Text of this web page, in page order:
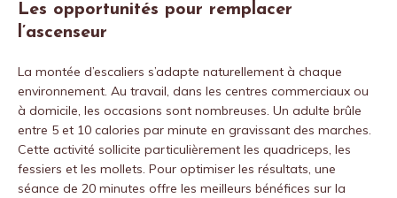
Les opportunités pour remplacer
l’ascenseur
La montée d’escaliers s’adapte naturellement à chaque
environnement. Au travail, dans les centres commerciaux ou
à domicile, les occasions sont nombreuses. Un adulte brûle
entre 5 et 10 calories par minute en gravissant des marches.
Cette activité sollicite particulièrement les quadriceps, les
fessiers et les mollets. Pour optimiser les résultats, une
séance de 20 minutes offre les meilleurs bénéfices sur la